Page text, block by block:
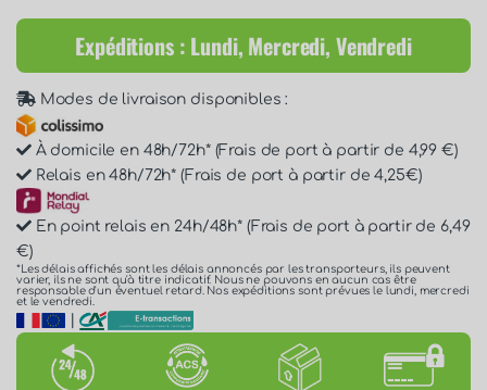
Expéditions : Lundi, Mercredi, Vendredi
Modes de livraison disponibles :
À domicile en 48h/72h* (Frais de port à partir de 4,99 €)
Relais en 48h/72h* (Frais de port à partir de 4,25€)
En point relais en 24h/48h* (Frais de port à partir de 6,49
€)
*Les délais affichés sont les délais annoncés par les transporteurs, ils peuvent
varier, ils ne sont qu'à titre indicatif. Nous ne pouvons en aucun cas être
responsable d'un éventuel retard. Nos expéditions sont prévues le lundi, mercredi
et le vendredi.